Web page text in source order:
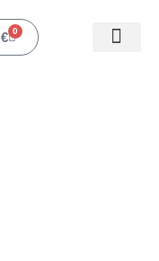
€ 0
Warenkorb